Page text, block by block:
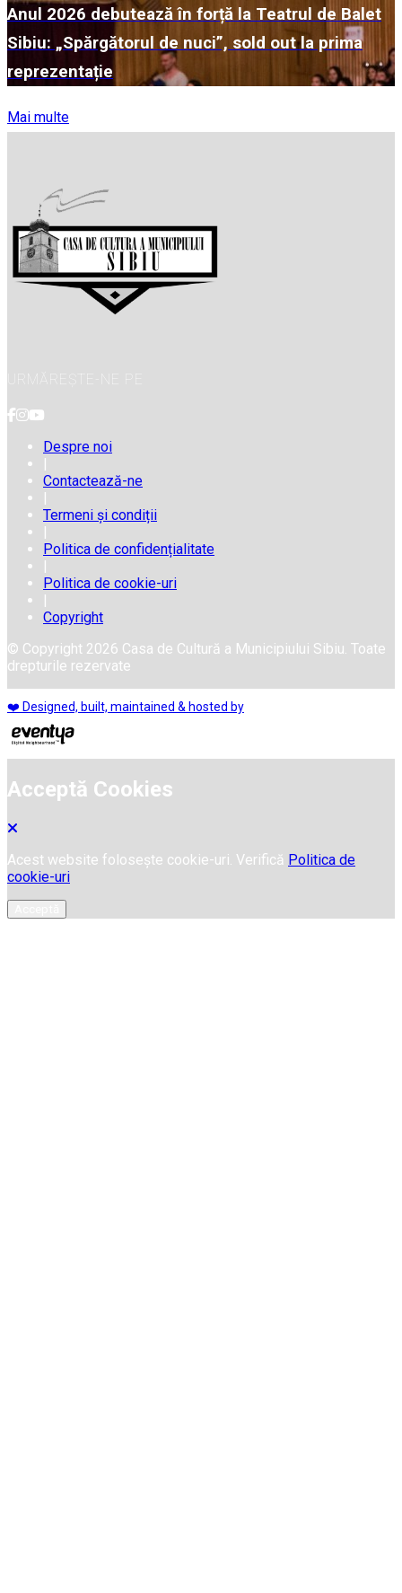
Anul 2026 debutează în forță la Teatrul de Balet
Sibiu: „Spărgătorul de nuci”, sold out la prima
reprezentație
Mai multe
URMĂREȘTE-NE PE
Despre noi
|
Contactează-ne
|
Termeni și condiții
|
Politica de confidențialitate
|
Politica de cookie-uri
|
Copyright
© Copyright 2026 Casa de Cultură a Municipiului Sibiu. Toate
drepturile rezervate
❤️ Designed, built, maintained & hosted by
Acceptă Cookies
Acest website folosește cookie-uri. Verifică Politica de
cookie-uri